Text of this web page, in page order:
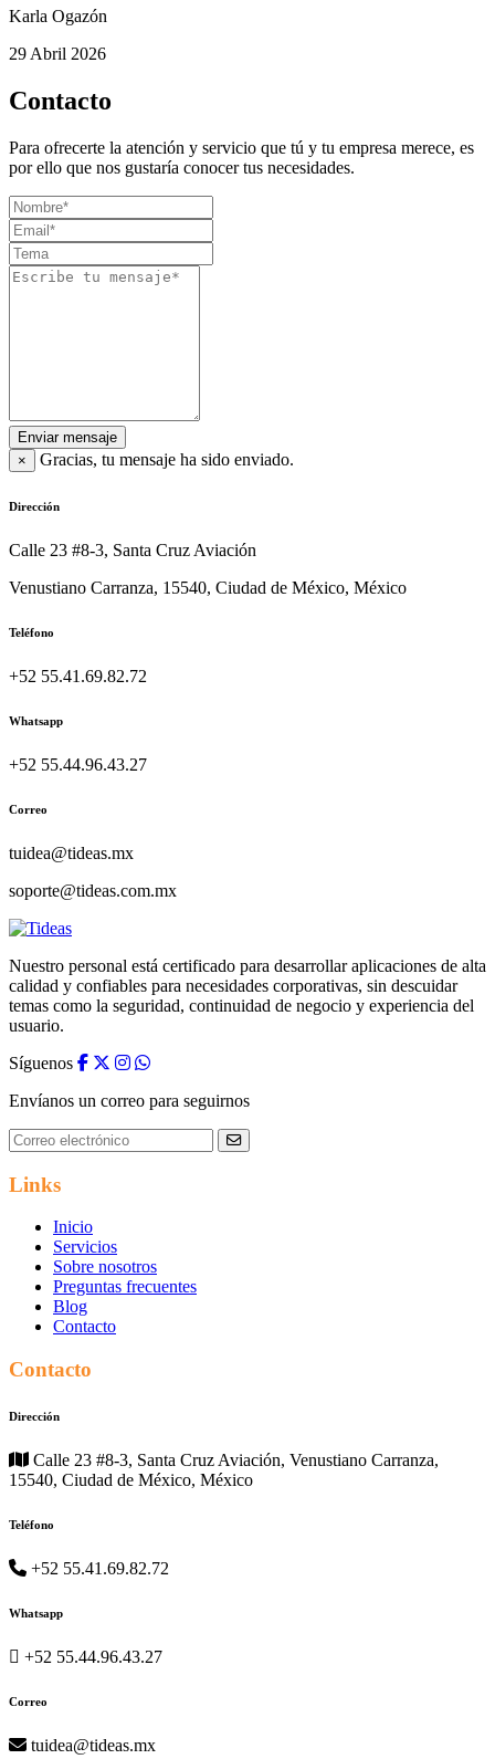
Karla Ogazón
29 Abril 2026
Contacto
Para ofrecerte la atención y servicio que tú y tu empresa merece, es
por ello que nos gustaría conocer tus necesidades.
Enviar mensaje
×
Gracias, tu mensaje ha sido enviado.
Dirección
Calle 23 #8-3, Santa Cruz Aviación
Venustiano Carranza, 15540, Ciudad de México, México
Teléfono
+52 55.41.69.82.72
Whatsapp
+52 55.44.96.43.27
Correo
tuidea@tideas.mx
soporte@tideas.com.mx
Nuestro personal está certificado para desarrollar aplicaciones de alta
calidad y confiables para necesidades corporativas, sin descuidar
temas como la seguridad, continuidad de negocio y experiencia del
usuario.
Síguenos
Envíanos un correo para seguirnos
Links
Inicio
Servicios
Sobre nosotros
Preguntas frecuentes
Blog
Contacto
Contacto
Dirección
Calle 23 #8-3, Santa Cruz Aviación, Venustiano Carranza,
15540, Ciudad de México, México
Teléfono
+52 55.41.69.82.72
Whatsapp
+52 55.44.96.43.27
Correo
tuidea@tideas.mx